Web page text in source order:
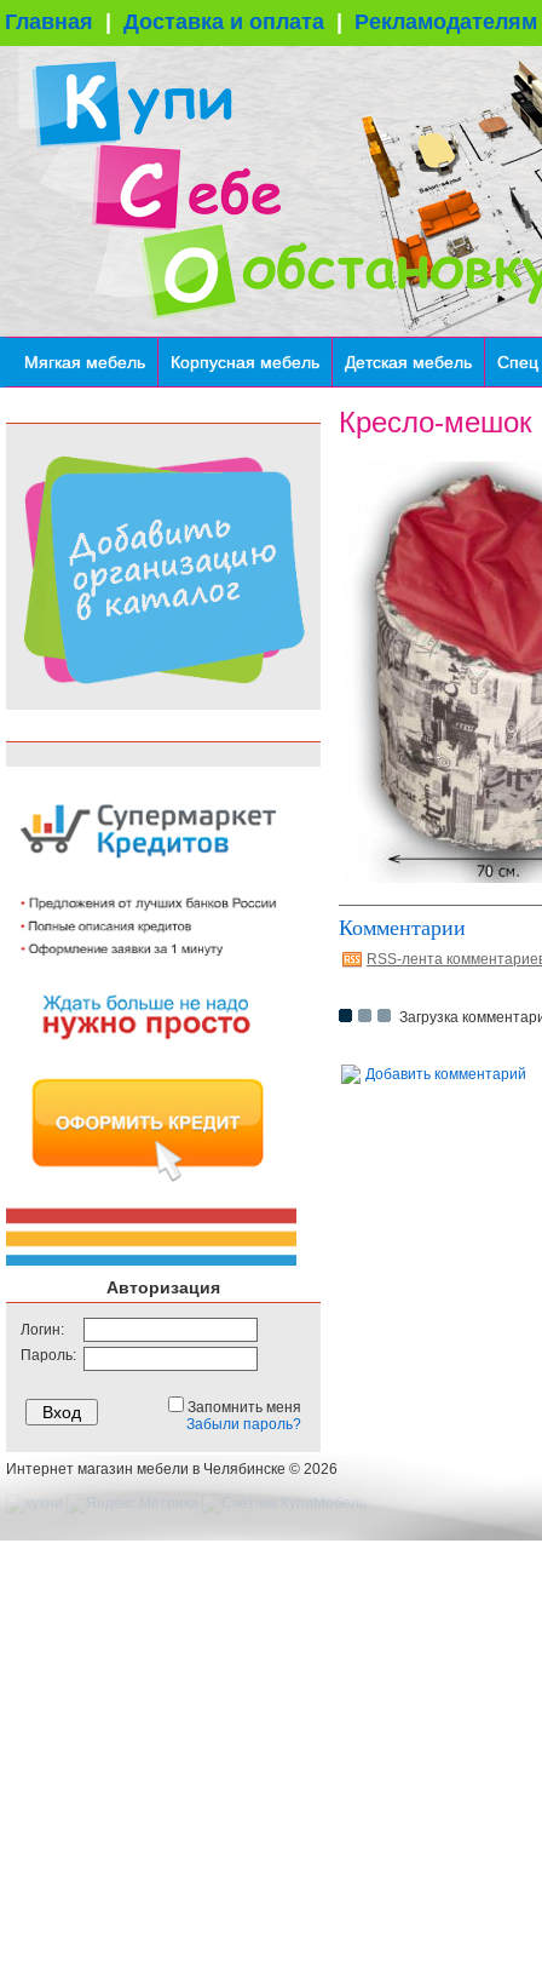
Главная Доставка и оплата Рекламодателям
Мягкая мебель Корпусная мебель Детская мебель Спец
Авторизация
Логин:
Пароль:
Запомнить меня
Забыли пароль?
Кресло-мешок
Комментарии
RSS-лента
Загрузка
Добавить комментарий
Интернет магазин мебели в Челябинске © 2026